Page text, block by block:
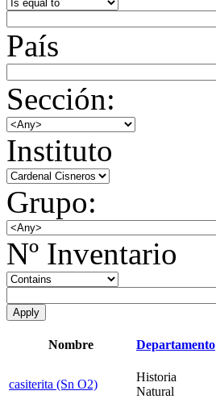
País
Sección:
Instituto
Grupo:
Nº Inventario
Nombre Departamento
casiterita (Sn O2)
Historia
Natural